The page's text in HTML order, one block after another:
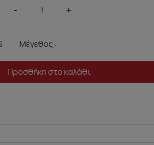
- +
Μέγεθος :
Προσθήκη στο καλάθι